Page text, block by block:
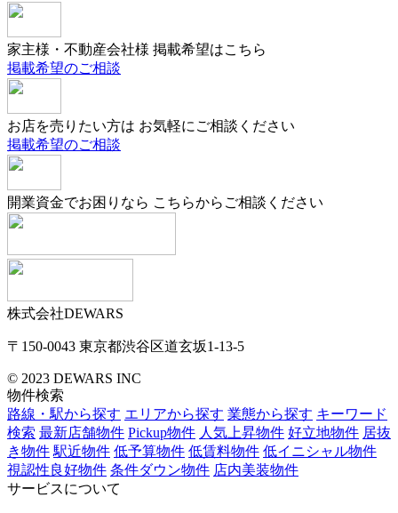
家主様・不動産会社様 掲載希望はこちら
掲載希望のご相談
お店を売りたい方は お気軽にご相談ください
掲載希望のご相談
開業資金でお困りなら こちらからご相談ください
株式会社DEWARS
〒150-0043 東京都渋谷区道玄坂1-13-5
© 2023 DEWARS INC
物件検索
路線・駅から探す エリアから探す 業態から探す キーワード
検索 最新店舗物件 Pickup物件 人気上昇物件 好立地物件 居抜
き物件 駅近物件 低予算物件 低賃料物件 低イニシャル物件
視認性良好物件 条件ダウン物件 店内美装物件
サービスについて